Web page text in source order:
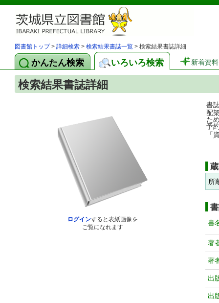
図書館トップ> 詳細検索 > 検索結果書誌一覧 > 検索結果書誌詳細
かんたん検索 いろいろ検索 新着資料
検索結果書誌詳細
ログインすると表紙画像を
ご覧になれます
書
配
た
予
「
所
書
著
著
出
出